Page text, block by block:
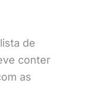
de
conter
as